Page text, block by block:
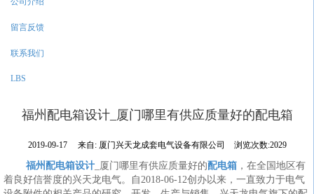
留言反馈
联系我们
LBS
福州配电箱设计_厦门哪里有供应质量好的配电箱
2019-09-17 来自: 厦门兴天龙成套电气设备有限公司 浏览次数:2029
福州配电箱设计_厦门哪里有供应质量好的配电箱，在全国地区有
着良好信誉度的兴天龙电气。自2018-06-12创办以来，一直致力于电气